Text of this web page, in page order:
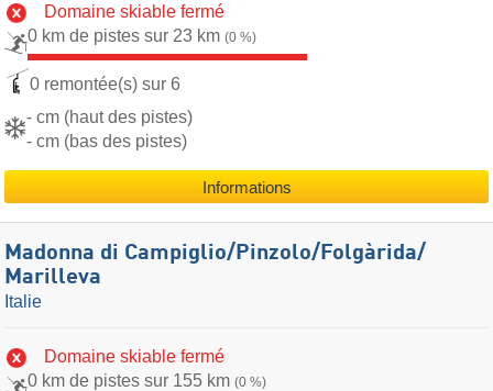
Domaine skiable fermé
0 km de pistes sur 23 km (0 %)
0 remontée(s) sur 6
- cm (haut des pistes)
- cm (bas des pistes)
Informations
Madonna di Campiglio/​Pinzolo/​Folgàrida/​
Marilleva
Italie
Domaine skiable fermé
0 km de pistes sur 155 km (0 %)